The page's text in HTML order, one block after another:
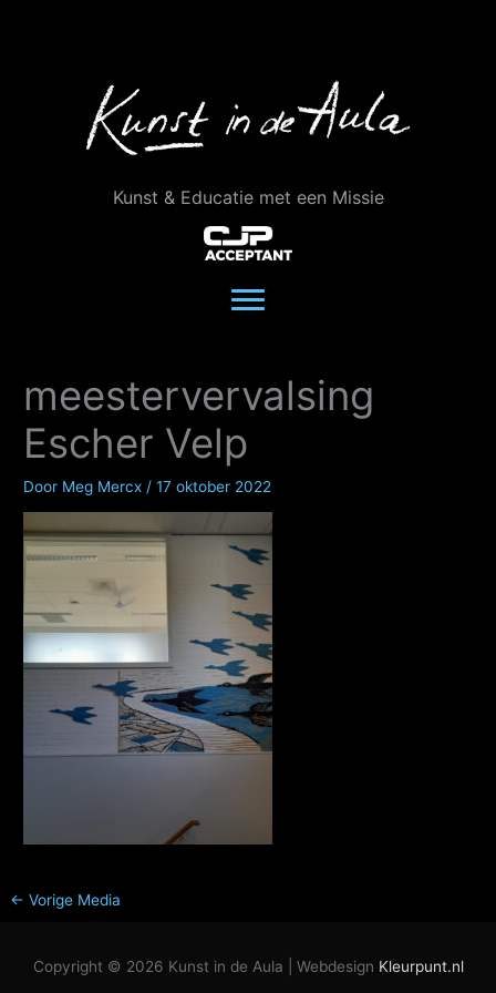
Kunst & Educatie met een Missie
meestervervalsing
Escher Velp
Door Meg Mercx /17 oktober 2022
← Vorige Media
Copyright © 2026 Kunst in de Aula | Webdesign Kleurpunt.nl